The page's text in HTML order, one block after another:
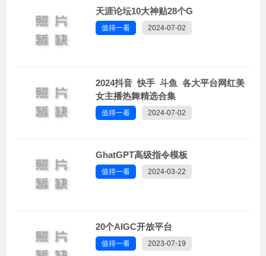
天涯论坛10大神贴28个G
值得一看 2024-07-02
2024抖音 快手 斗鱼 各大平台网红美
女主播热舞精选合集
值得一看 2024-07-02
GhatGPT高级指令模板
值得一看 2024-03-22
20个AIGC开放平台
值得一看 2023-07-19